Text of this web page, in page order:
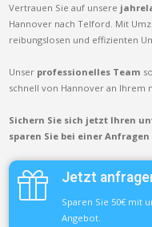
Vertrauen Sie auf unsere
Hannover nach Telford. Mit
reibungslosen und effizienten
Unser professionelles Team
schnell von Hannover an Ihrem
Sichern Sie sich jetzt Ihren
sparen Sie bei einer Anfragen
Jetzt
Sparen Sie 50€ mit
Angebot.